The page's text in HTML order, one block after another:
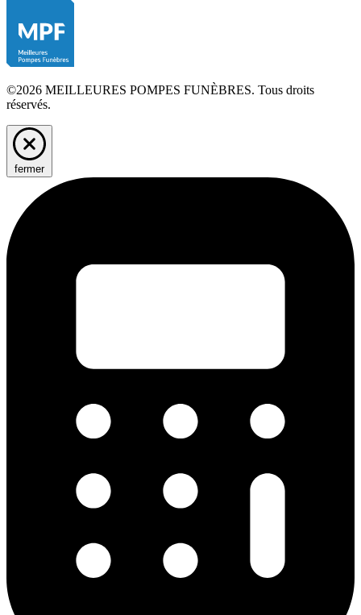
©2026 MEILLEURES POMPES FUNÈBRES. Tous droits
réservés.
fermer